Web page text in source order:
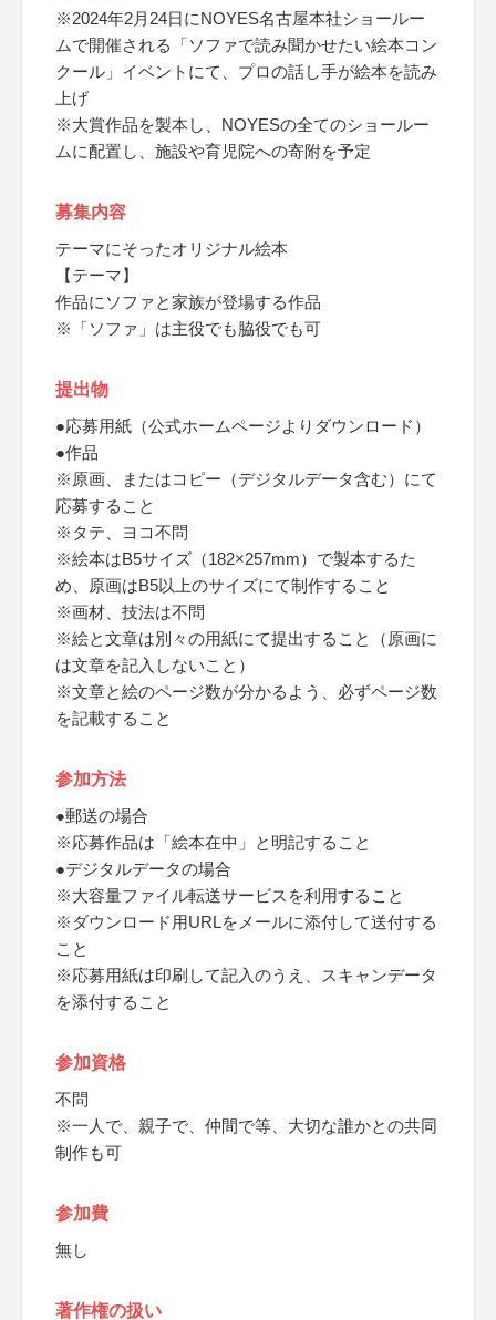
※2024年2月24日にNOYES名古屋本社ショールー
ムで開催される「ソファで読み聞かせたい絵本コン
クール」イベントにて、プロの話し手が絵本を読み
上げ
※大賞作品を製本し、NOYESの全てのショールー
ムに配置し、施設や育児院への寄附を予定
募集内容
テーマにそったオリジナル絵本
【テーマ】
作品にソファと家族が登場する作品
※「ソファ」は主役でも脇役でも可
提出物
●応募用紙（公式ホームページよりダウンロード）
●作品
※原画、またはコピー（デジタルデータ含む）にて
応募すること
※タテ、ヨコ不問
※絵本はB5サイズ（182×257mm）で製本するた
め、原画はB5以上のサイズにて制作すること
※画材、技法は不問
※絵と文章は別々の用紙にて提出すること（原画に
は文章を記入しないこと）
※文章と絵のページ数が分かるよう、必ずページ数
を記載すること
参加方法
●郵送の場合
※応募作品は「絵本在中」と明記すること
●デジタルデータの場合
※大容量ファイル転送サービスを利用すること
※ダウンロード用URLをメールに添付して送付する
こと
※応募用紙は印刷して記入のうえ、スキャンデータ
を添付すること
参加資格
不問
※一人で、親子で、仲間で等、大切な誰かとの共同
制作も可
参加費
無し
著作権の扱い